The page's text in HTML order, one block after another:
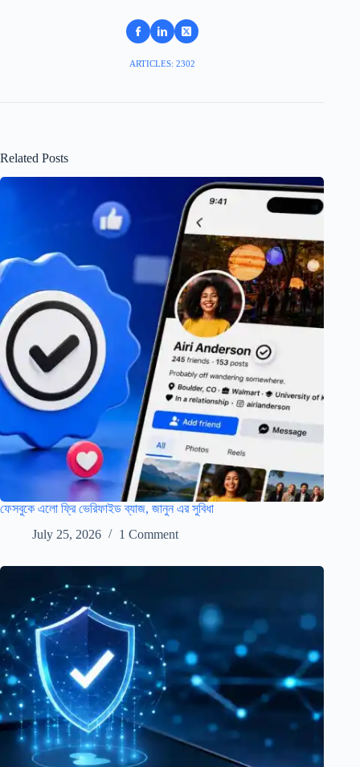
ARTICLES: 2302
Related Posts
ফেসবুকে এলো ফ্রি ভেরিফাইড ব্যাজ, জানুন এর সুবিধা
July 25, 2026
1 Comment